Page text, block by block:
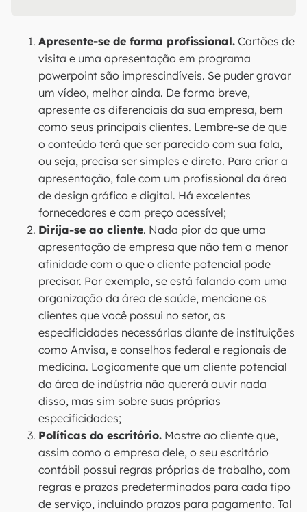
Apresente-se de forma profissional. Cartões de
visita e uma apresentação em programa
powerpoint são imprescindíveis. Se puder gravar
um vídeo, melhor ainda. De forma breve,
apresente os diferenciais da sua empresa, bem
como seus principais clientes. Lembre-se de que
o conteúdo terá que ser parecido com sua fala,
ou seja, precisa ser simples e direto. Para criar a
apresentação, fale com um profissional da área
de design gráfico e digital. Há excelentes
fornecedores e com preço acessível;
Dirija-se ao cliente. Nada pior do que uma
apresentação de empresa que não tem a menor
afinidade com o que o cliente potencial pode
precisar. Por exemplo, se está falando com uma
organização da área de saúde, mencione os
clientes que você possui no setor, as
especificidades necessárias diante de instituições
como Anvisa, e conselhos federal e regionais de
medicina. Logicamente que um cliente potencial
da área de indústria não quererá ouvir nada
disso, mas sim sobre suas próprias
especificidades;
Políticas do escritório. Mostre ao cliente que,
assim como a empresa dele, o seu escritório
contábil possui regras próprias de trabalho, com
regras e prazos predeterminados para cada tipo
de serviço, incluindo prazos para pagamento. Tal